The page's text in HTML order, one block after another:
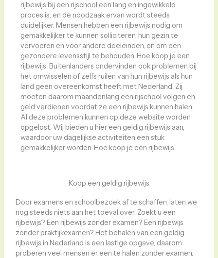
rijbewijs bij een rijschool een lang en ingewikkeld
proces is, en de noodzaak ervan wordt steeds
duidelijker. Mensen hebben een rijbewijs nodig om
gemakkelijker te kunnen solliciteren, hun gezin te
vervoeren en voor andere doeleinden, en om een ​​
gezondere levensstijl te behouden. Hoe koop je een
rijbewijs. Buitenlanders ondervinden ook problemen bij
het omwisselen of zelfs ruilen van hun rijbewijs als hun
land geen overeenkomst heeft met Nederland. Zij
moeten daarom maandenlang een rijschool volgen en
geld verdienen voordat ze een rijbewijs kunnen halen.
Al deze problemen kunnen op deze website worden
opgelost. Wij bieden u hier een geldig rijbewijs aan,
waardoor uw dagelijkse activiteiten een stuk
gemakkelijker worden. Hoe koop je een rijbewijs.
Koop een geldig rijbewijs
Door examens en schoolbezoek af te schaffen, laten we
nog steeds niets aan het toeval over. Zoekt u een
rijbewijs? Een rijbewijs zonder examen? Een rijbewijs
zonder praktijkexamen? Het behalen van een geldig
rijbewijs in Nederland is een lastige opgave, daarom
proberen veel mensen er een te halen zonder examen.